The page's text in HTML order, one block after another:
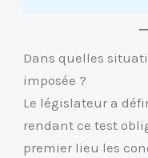
Dans quelles
imposée ?
Le législateur a
rendant ce test
premier lieu les